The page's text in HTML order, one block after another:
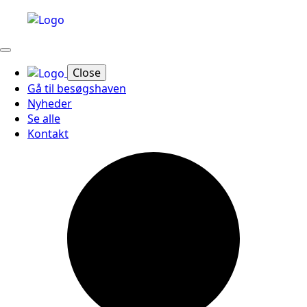
Close
Gå til besøgshaven
Nyheder
Se alle
Kontakt